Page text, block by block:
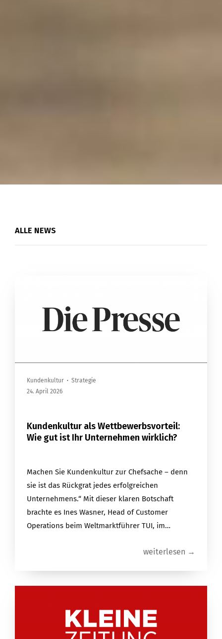
ALLE NEWS
Kundenkultur als Wettbewerbsvorteil:
Wie gut ist Ihr Unternehmen wirklich?
Machen Sie Kundenkultur zur Chefsache – denn
sie ist das Rückgrat jedes erfolgreichen
Unternehmens.“ Mit dieser klaren Botschaft
brachte es Ines Wasner, Head of Customer
Operations beim Weltmarktführer TUI, im…
weiterlesen →
Kundenkultur · Strategie
24. April 2026